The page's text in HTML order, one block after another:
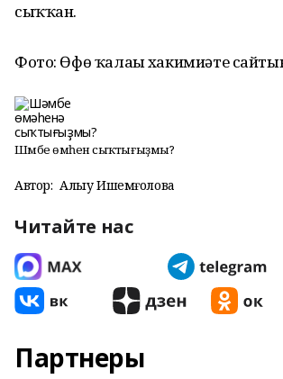
сыҡҡан.
Фото: Өфө ҡалаһы хакимиәте
Шәмбе өмәһенә сыҡтығыҙмы?
Автор: Алһыу Ишемғолова
Читайте нас
Партнеры